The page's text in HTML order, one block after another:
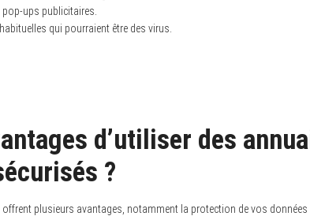
ups publicitaires.
qui pourraient être des virus.
d’utiliser des
?
offrent plusieurs avantages, notamment la protection de vos